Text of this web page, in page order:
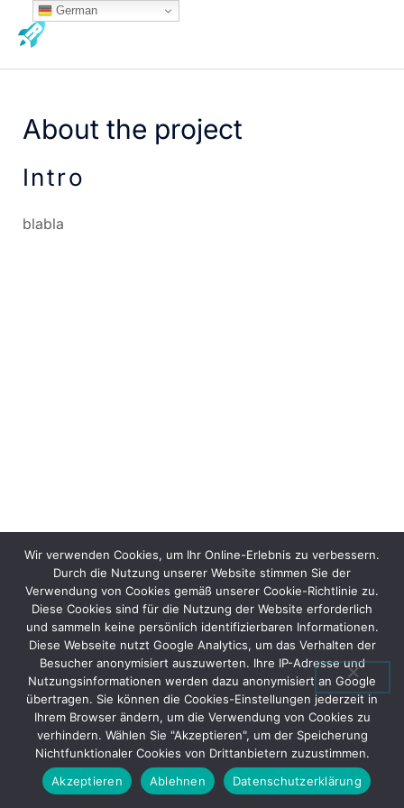
Inhalt
About the project
Intro
blabla
German
Wir verwenden Cookies, um Ihr Online-Erlebnis zu verbessern.
Durch die Nutzung unserer Website stimmen Sie der
Verwendung von Cookies gemäß unserer Cookie-Richtlinie zu.
Diese Cookies sind für die Nutzung der Website erforderlich
und sammeln keine persönlich identifizierbaren Informationen.
Diese Webseite nutzt Google Analytics, um das Verhalten der
Besucher anonymisiert auszuwerten. Ihre IP-Adresse und
Nutzungsinformationen werden dazu anonymisiert an Google
übertragen. Sie können die Cookies-Einstellungen jederzeit in
Ihrem Browser ändern, um die Verwendung von Cookies zu
verhindern. Wählen Sie "Akzeptieren", um der Speicherung
Nichtfunktionaler Cookies von Drittanbietern zuzustimmen.
Akzeptieren
Ablehnen Datenschutzerklärung